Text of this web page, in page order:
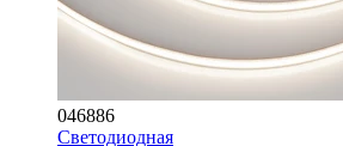
046886
Светодиодная